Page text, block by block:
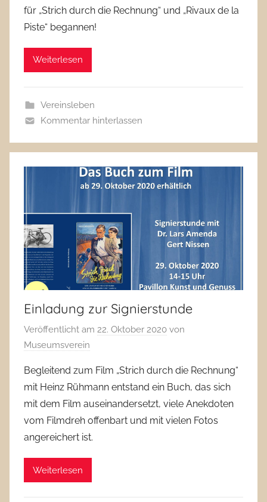
für „Strich durch die Rechnung“ und „Rivaux de la
Piste“ begannen!
Weiterlesen
Vereinsleben
Kommentar hinterlassen
Einladung zur Signierstunde
Veröffentlicht am 22. Oktober 2020 von
Museumsverein
Begleitend zum Film „Strich durch die Rechnung“
mit Heinz Rühmann entstand ein Buch, das sich
mit dem Film auseinandersetzt, viele Anekdoten
vom Filmdreh offenbart und mit vielen Fotos
angereichert ist.
Weiterlesen